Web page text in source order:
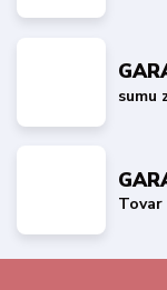
sumu